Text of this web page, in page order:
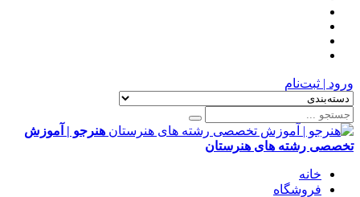
ورود | ثبت‌نام
هنرجو | آموزش
تخصصی رشته های هنرستان
خانه
فروشگاه